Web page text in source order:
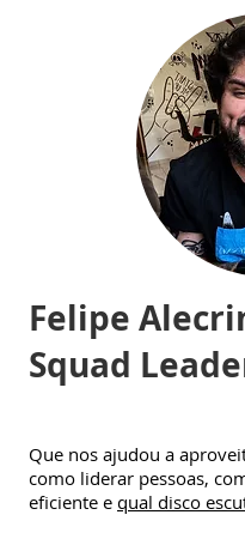
Felipe
Que nos ajudou a
como liderar pessoas,
eficiente e qual disco
Squad